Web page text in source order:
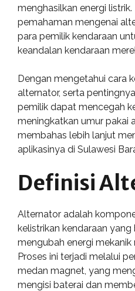
menghasilkan energi listrik.
pemahaman mengenai
para pemilik kendaraan
keandalan kendaraan
Dengan mengetahui cara
alternator, serta
pemilik dapat mencegah
meningkatkan umur pakai
membahas lebih lanjut
aplikasinya di Sulawesi
Definisi
Alternator adalah
kelistrikan kendaraan
mengubah energi mekanik
Proses ini terjadi melalui
medan magnet, yang
mengisi baterai dan